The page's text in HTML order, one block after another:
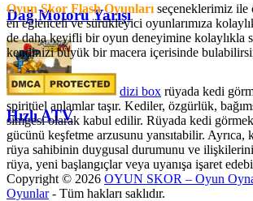
Dağ Motoru Yarışı
Hızlı ATV
Oyun Skor Flash Oyunları seçeneklerimiz ile
en eğlenceli ve sürükleyici oyunlarımıza
de daha keyifli bir oyun deneyimine kolaylıkla
kendinizi büyük bir macera içerisinde
dizi box rüyada kedi
spiritüel anlamlar taşır. Kediler, özgürlük,
simgesi olarak kabul edilir. Rüyada kedi
gücünü keşfetme arzusunu yansıtabilir. Ayrıca,
rüya sahibinin duygusal durumunu ve
rüya, yeni başlangıçlar veya uyanışa işaret
Copyright © 2026 OYUN SKOR – Oyun
Oyunlar- Tüm hakları saklıdır.